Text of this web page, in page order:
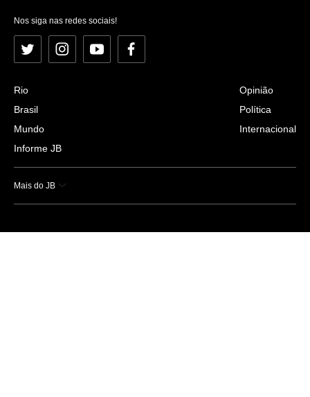
Nos siga nas redes sociais!
Twitter InstagramYouTubeFacebook
Rio
Brasil
Mundo
Informe JB
Opinião
Política
Internacional
Mais do JB
Esportes